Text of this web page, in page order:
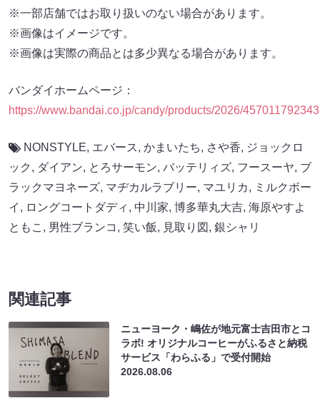
※一部店舗ではお取り扱いのない場合があります。
※画像はイメージです。
※画像は実際の商品とは多少異なる場合があります。
バンダイホームページ：
https://www.bandai.co.jp/candy/products/2026/
NONSTYLE, エバース, かまいたち, さや香, ジョックロ
ック , ダイアン, とろサーモン, バッテリィズ, フースーヤ, ブ
ラックマヨネーズ, マヂカルラブリー, マユリカ, ミルクボー
イ , ロングコートダディ , 中川家, 博多華丸大吉, 海原やすよ
ともこ , 男性ブランコ , 笑い飯, 見取り図 , 銀シャリ
関連記事
ニューヨーク・嶋佐が地元富士吉田市とコ
ラボ! オリジナルコーヒーがふるさと納税
サービス「わらふる」で受付開始
2026.08.06